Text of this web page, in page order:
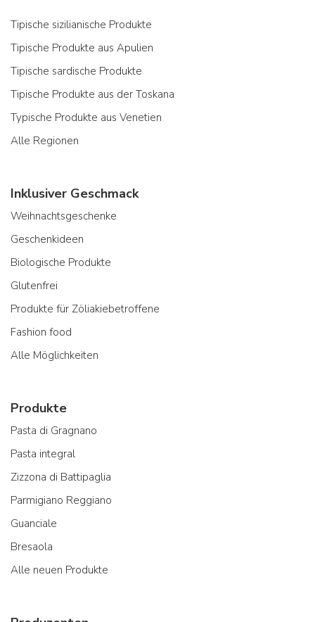
Tipische sizilianische Produkte
Tipische Produkte aus Apulien
Tipische sardische Produkte
Tipische Produkte aus der Toskana
Typische Produkte aus Venetien
Alle Regionen
Inklusiver Geschmack
Weihnachtsgeschenke
Geschenkideen
Biologische Produkte
Glutenfrei
Produkte für Zöliakiebetroffene
Fashion food
Alle Möglichkeiten
Produkte
Pasta di Gragnano
Pasta integral
Zizzona di Battipaglia
Parmigiano Reggiano
Guanciale
Bresaola
Alle neuen Produkte